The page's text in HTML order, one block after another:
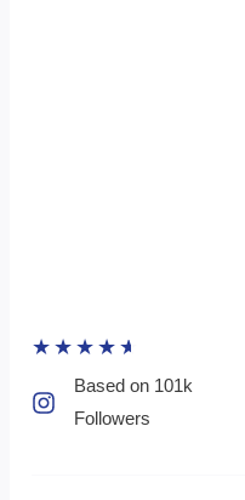
★ ★ ★ ★ ★
Based on 101k
Followers​